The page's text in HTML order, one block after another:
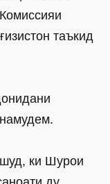
таъкид
ки Шурои